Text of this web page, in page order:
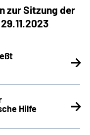
zur Sitzung der
Hilfe